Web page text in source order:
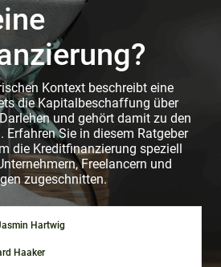
Kontext beschreibt eine
die Kapitalbeschaffung über
und gehört damit zu den
Erfahren Sie in diesem Ratgeber
die Kreditfinanzierung speziell
Freelancern und
zugeschnitten.
Hartwig
Haaker